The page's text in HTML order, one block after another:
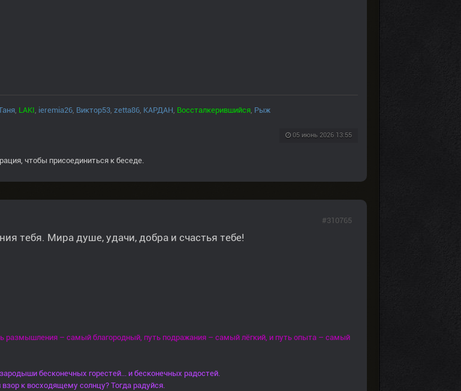
, LAKI, ieremia26, Виктор53, zetta86, КАРДАН, Воссталкерившийся, Рыж
05 июнь 2026 13:55
, чтобы присоединиться к беседе.
тебя. Мира душе, удачи, добра и счастья тебе!
размышления – самый благородный, путь подражания – самый лёгкий, и путь опыта – самый
бесконечных горестей... и бесконечных радостей.
к восходящему солнцу? Тогда радуйся.
#310765